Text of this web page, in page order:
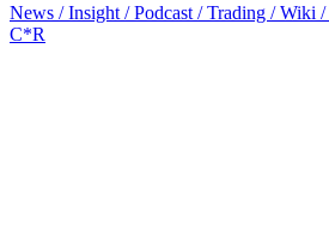
News /Insight /Podcast /Trading /Wiki /
C*R